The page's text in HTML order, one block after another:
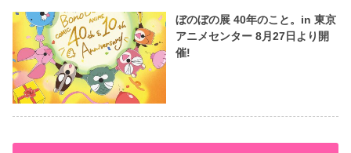
ぼのぼの展 40年のこと。in 東京
アニメセンター 8月27日より開
催!